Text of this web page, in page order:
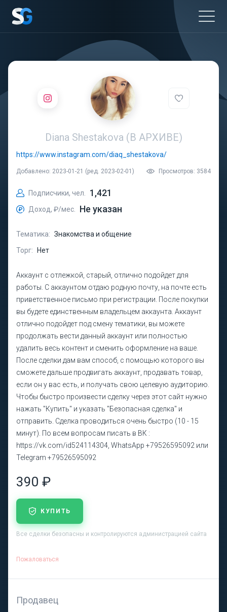
Diana Shestakova (В АРХИВЕ)
https://www.instagram.com/diaq_shestakova/
Добавлено: 2023-01-21 (ред. 2023-02-01) Просмотров: 3584
Подписчики, чел. 1,421
Доход, ₽/мес. Не указан
Тематика: Знакомства и общение
Торг:
Нет
Аккаунт с отлежкой, старый, отлично подойдет для
работы. С аккаунтом отдаю родную почту, на почте есть
приветственное письмо при регистрации. После покупки
вы будете единственным владельцем аккаунта. Аккаунт
отлично подойдет под смену тематики, вы можете
продолжать вести данный аккаунт или полностью
удалить весь контент и сменить оформление на ваше.
После сделки дам вам способ, с помощью которого вы
сможете дальше продвигать аккаунт, продавать товар,
если он у вас есть, и получать свою целевую аудиторию.
Чтобы быстро произвести сделку через этот сайт нужно
нажать "Купить" и указать "Безопасная сделка" и
отправить. Сделка проводиться очень быстро (10 - 15
минут). По всем вопросам писать в ВК :
https://vk.com/id524114304, WhatsApp +79526595092 или
Telegram +79526595092
390 ₽
КУПИТЬ
Все сделки безопасны и контролируются администрацией сайта
Пожаловаться
Продавец